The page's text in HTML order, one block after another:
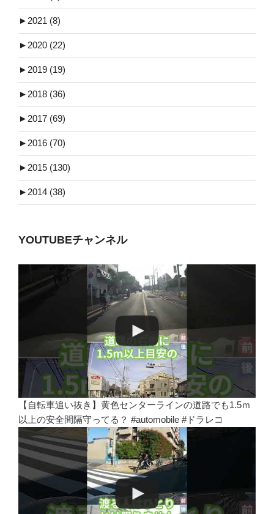
► 2021 (8)
► 2020 (22)
► 2019 (19)
► 2018 (36)
► 2017 (69)
► 2016 (70)
► 2015 (130)
► 2014 (38)
YOUTUBEチャンネル
【自転車追い抜き】黄色センターラインの道路でも1.5ｍ
以上の安全間隔守ってる？ #automobile #ドラレコ